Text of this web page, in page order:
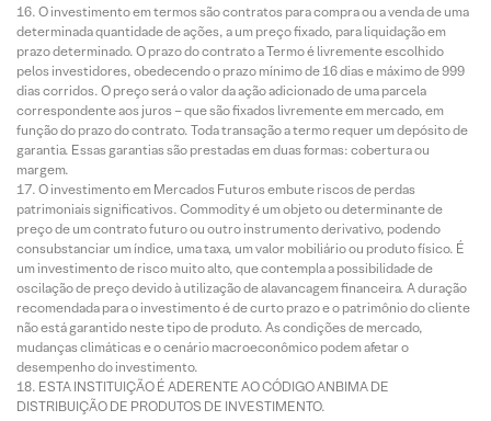
O investimento em termos são contratos para compra ou a venda de uma
determinada quantidade de ações, a um preço fixado, para liquidação em
prazo determinado. O prazo do contrato a Termo é livremente escolhido
pelos investidores, obedecendo o prazo mínimo de 16 dias e máximo de 999
dias corridos. O preço será o valor da ação adicionado de uma parcela
correspondente aos juros – que são fixados livremente em mercado, em
função do prazo do contrato. Toda transação a termo requer um depósito de
garantia. Essas garantias são prestadas em duas formas: cobertura ou
margem.
O investimento em Mercados Futuros embute riscos de perdas
patrimoniais significativos. Commodity é um objeto ou determinante de
preço de um contrato futuro ou outro instrumento derivativo, podendo
consubstanciar um índice, uma taxa, um valor mobiliário ou produto físico. É
um investimento de risco muito alto, que contempla a possibilidade de
oscilação de preço devido à utilização de alavancagem financeira. A duração
recomendada para o investimento é de curto prazo e o patrimônio do cliente
não está garantido neste tipo de produto. As condições de mercado,
mudanças climáticas e o cenário macroeconômico podem afetar o
desempenho do investimento.
ESTA INSTITUIÇÃO É ADERENTE AO CÓDIGO ANBIMA DE
DISTRIBUIÇÃO DE PRODUTOS DE INVESTIMENTO.